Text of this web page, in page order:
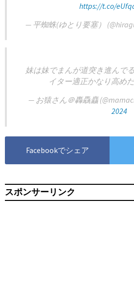
https://t.co/
— 平蜘蛛(ゆとり要塞）
妹は妹でまんが道突き進んで
イター適正かなり高め
— お猿さん＠轟驫麤
2024
Facebookでシェア
スポンサーリンク